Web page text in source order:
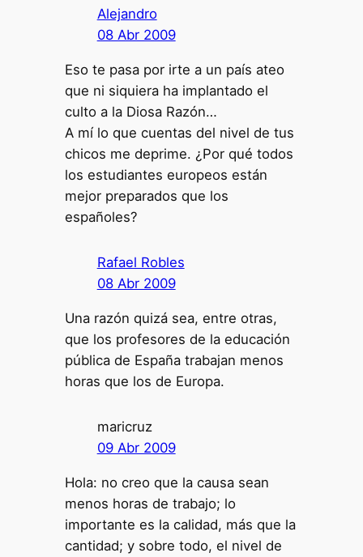
Alejandro
08 Abr 2009
Eso te pasa por irte a un país ateo
que ni siquiera ha implantado el
culto a la Diosa Razón…
A mí lo que cuentas del nivel de tus
chicos me deprime. ¿Por qué todos
los estudiantes europeos están
mejor preparados que los
españoles?
Rafael Robles
08 Abr 2009
Una razón quizá sea, entre otras,
que los profesores de la educación
pública de España trabajan menos
horas que los de Europa.
maricruz
09 Abr 2009
Hola: no creo que la causa sean
menos horas de trabajo; lo
importante es la calidad, más que la
cantidad; y sobre todo, el nivel de